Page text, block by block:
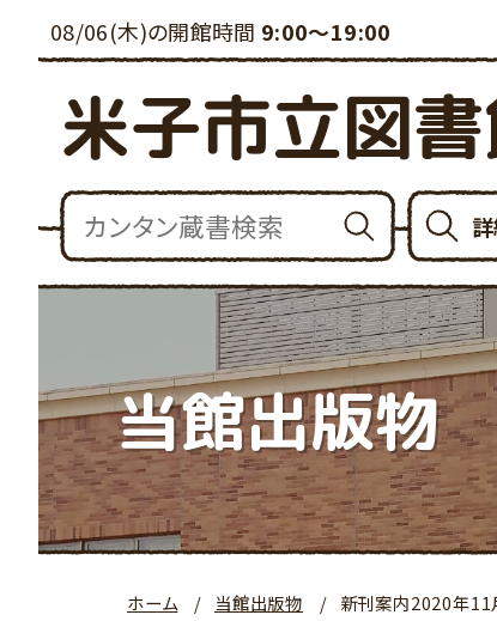
08/06(木)の開館時間 9:00～19:00
米子市立図
当館出版物
ホーム 当館出版物 新刊案内2020年11